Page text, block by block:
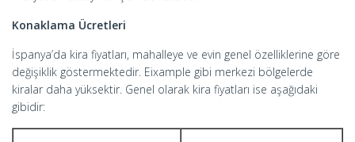
Konaklama Ücretleri
İspanya’da kira fiyatları, mahalleye ve evin genel özelliklerine göre
değişiklik göstermektedir. Eixample gibi merkezi bölgelerde
kiralar daha yüksektir. Genel olarak kira fiyatları ise aşağıdaki
gibidir: